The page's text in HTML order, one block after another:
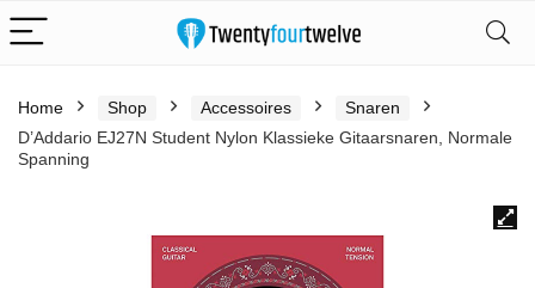
Home Shop Accessoires
Snaren
D’Addario EJ27N Student Nylon Klassieke Gitaarsnaren, Normale
Spanning